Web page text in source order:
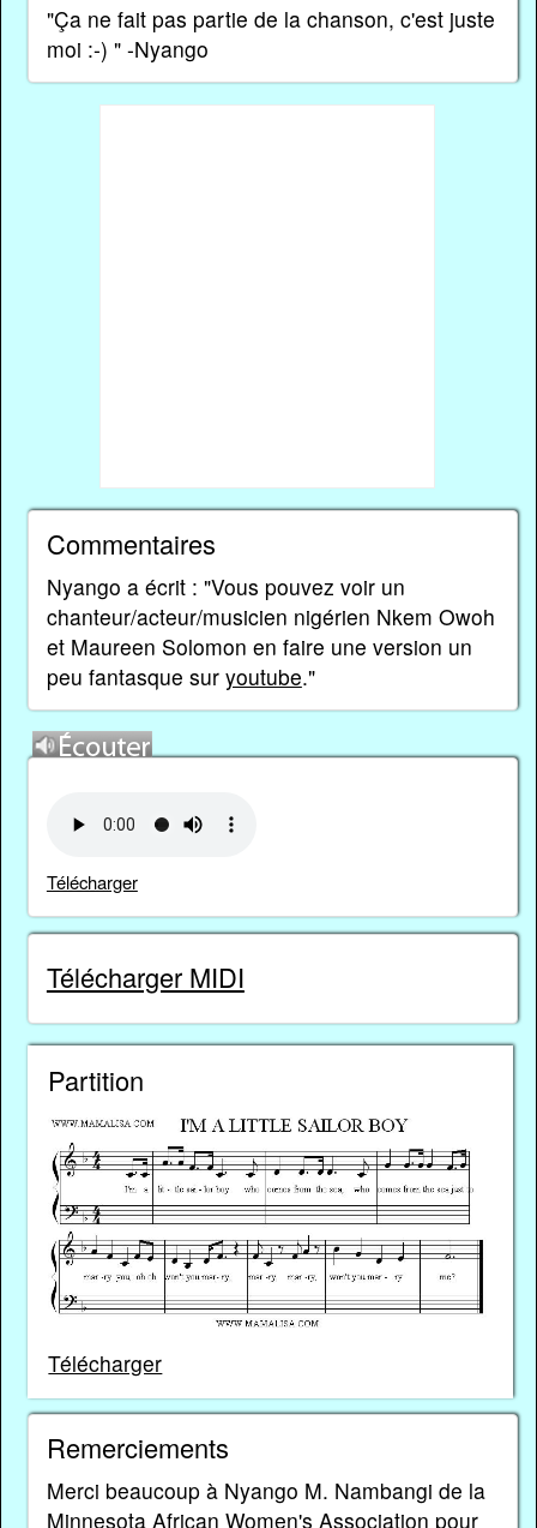
"Ça ne fait pas partie de la chanson, c'est juste
moi :-) " -Nyango
Commentaires
Nyango a écrit : "Vous pouvez voir un
chanteur/acteur/musicien nigérien Nkem Owoh
et Maureen Solomon en faire une version un
peu fantasque sur youtube."
Télécharger
Télécharger MIDI
Partition
Télécharger
Remerciements
Merci beaucoup à Nyango M. Nambangi de la
Minnesota African Women's Association pour